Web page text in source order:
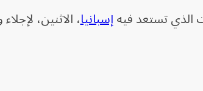
الذي تستعد فيهإسبانيا، الاثنين،